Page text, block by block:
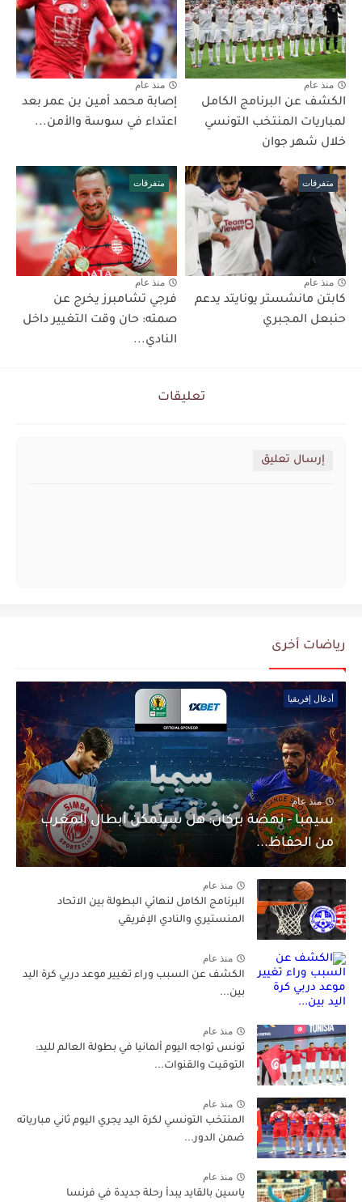
منذ عام
الكشف عن البرنامج الكامل
لمباريات المنتخب التونسي
خلال شهر جوان
منذ عام
إصابة محمد أمين بن عمر بعد
اعتداء في سوسة والأمن...
متفرقات
منذ عام
كابتن مانشستر يونايتد يدعم
حنبعل المجبري
متفرقات
منذ عام
فرجي تشامبرز يخرج عن
صمته: حان وقت التغيير داخل
النادي...
تعليقات
إرسال تعليق
رياضات أخرى
أدغال إفريقيا
منذ عام
سيمبا - نهضة بركان: هل سيتمكن أبطال المغرب
من الحفاظ...
منذ عام
البرنامج الكامل لنهائي البطولة بين الاتحاد
المنستيري والنادي الإفريقي
منذ عام
الكشف عن السبب وراء تغيير موعد دربي كرة اليد
بين...
منذ عام
تونس تواجه اليوم ألمانيا في بطولة العالم لليد:
التوقيت والقنوات...
منذ عام
المنتخب التونسي لكرة اليد يجري اليوم ثاني مبارياته
ضمن الدور...
منذ عام
ياسين بالقايد يبدأ رحلة جديدة في فرنسا